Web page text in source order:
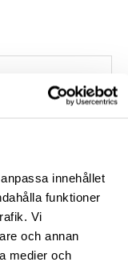
innehållet
funktioner
Vi
och annan
medier och